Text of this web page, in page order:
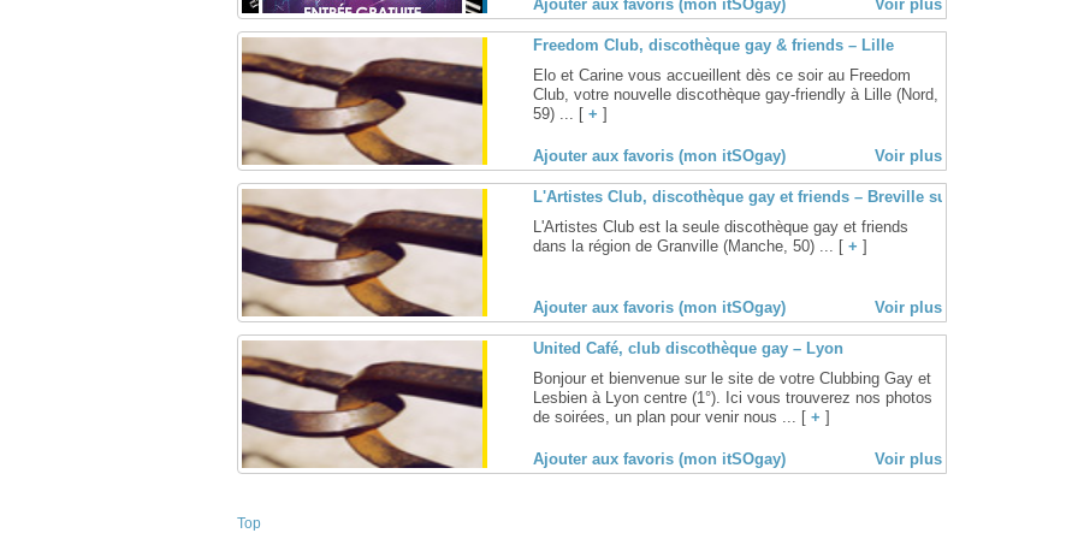
Ajouter aux favoris (mon itSOgay) Voir plus
Freedom Club, discothèque gay & friends – Lille
Elo et Carine vous accueillent dès ce soir au Freedom
Club, votre nouvelle discothèque gay-friendly à Lille (Nord,
59) ... [ + ]
Ajouter aux favoris (mon itSOgay) Voir plus
L'Artistes Club, discothèque gay et friends – Breville sur Mer
L'Artistes Club est la seule discothèque gay et friends
dans la région de Granville (Manche, 50) ... [ + ]
Ajouter aux favoris (mon itSOgay) Voir plus
United Café, club discothèque gay – Lyon
Bonjour et bienvenue sur le site de votre Clubbing Gay et
Lesbien à Lyon centre (1°). Ici vous trouverez nos photos
de soirées, un plan pour venir nous ... [ + ]
Ajouter aux favoris (mon itSOgay) Voir plus
Top